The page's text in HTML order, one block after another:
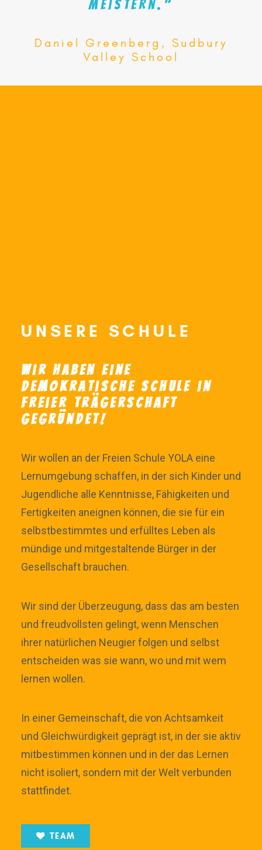
meistern."
Daniel Greenberg, Sudbury
Valley School
UNSERE SCHULE
Wir haben eine
demokratische Schule in
freier Trägerschaft
gegründet!
Wir wollen an der Freien Schule YOLA eine
Lernumgebung schaffen, in der sich Kinder und
Jugendliche alle Kenntnisse, Fähigkeiten und
Fertigkeiten aneignen können, die sie für ein
selbstbestimmtes und erfülltes Leben als
mündige und mitgestaltende Bürger in der
Gesellschaft brauchen.
Wir sind der Überzeugung, dass das am besten
und freudvollsten gelingt, wenn Menschen
ihrer natürlichen Neugier folgen und selbst
entscheiden was sie wann, wo und mit wem
lernen wollen.
In einer Gemeinschaft, die von Achtsamkeit
und Gleichwürdigkeit geprägt ist, in der sie aktiv
mitbestimmen können und in der das Lernen
nicht isoliert, sondern mit der Welt verbunden
stattfindet.
TEAM